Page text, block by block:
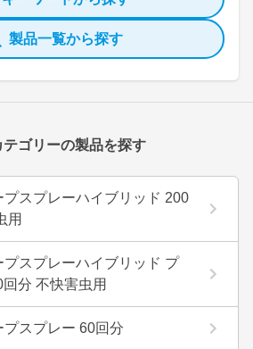
製品一覧から探す
テゴリーの製品を探す
プスプレーハイブリッド 200
用
プスプレーハイブリッド プ
分 不快害虫用
プスプレー 60回分